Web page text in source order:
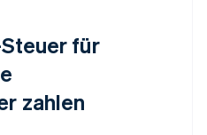
für
zahlen